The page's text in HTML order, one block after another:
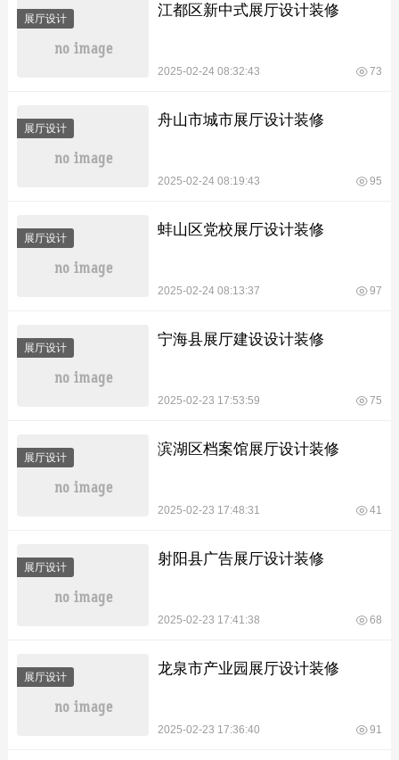
展厅设计 江都区新中式展厅设计装修
2025-02-24 08:32:43 73
展厅设计 舟山市城市展厅设计装修
2025-02-24 08:19:43 95
展厅设计 蚌山区党校展厅设计装修
2025-02-24 08:13:37 97
展厅设计 宁海县展厅建设设计装修
2025-02-23 17:53:59 75
展厅设计 滨湖区档案馆展厅设计装修
2025-02-23 17:48:31 41
展厅设计 射阳县广告展厅设计装修
2025-02-23 17:41:38 68
展厅设计 龙泉市产业园展厅设计装修
2025-02-23 17:36:40 91